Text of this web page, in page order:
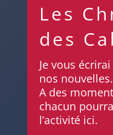
Les
des
Je vous
nos nouvelles.
A des
chacun
l’activité ici.